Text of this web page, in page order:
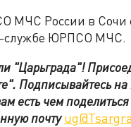
МЧС России в Сочи
службе ЮРПСО МЧС.
"Царьграда"!
. Подписывайтесь
есть чем
почту